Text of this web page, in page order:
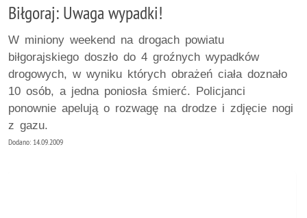
Biłgoraj: Uwaga wypadki!
W miniony weekend na drogach powiatu
biłgorajskiego doszło do 4 groźnych wypadków
drogowych, w wyniku których obrażeń ciała doznało
10 osób, a jedna poniosła śmierć. Policjanci
ponownie apelują o rozwagę na drodze i zdjęcie nogi
z gazu.
Dodano: 14.09.2009